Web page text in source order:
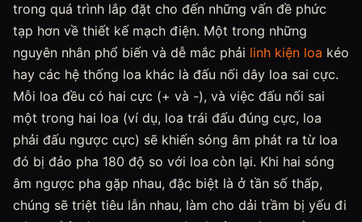
trong quá trình lắp đặt cho đến những vấn đề phức
tạp hơn về thiết kế mạch điện. Một trong những
nguyên nhân phổ biến và dễ mắc phải linh kiện loa kéo
hay các hệ thống loa khác là đấu nối dây loa sai cực.
Mỗi loa đều có hai cực (+ và -), và việc đấu nối sai
một trong hai loa (ví dụ, loa trái đấu đúng cực, loa
phải đấu ngược cực) sẽ khiến sóng âm phát ra từ loa
đó bị đảo pha 180 độ so với loa còn lại. Khi hai sóng
âm ngược pha gặp nhau, đặc biệt là ở tần số thấp,
chúng sẽ triệt tiêu lẫn nhau, làm cho dải trầm bị yếu đi